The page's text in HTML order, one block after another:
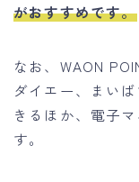
がおすすめです。
なお、WAON
ダイエー、まい
きるほか、電子
す。